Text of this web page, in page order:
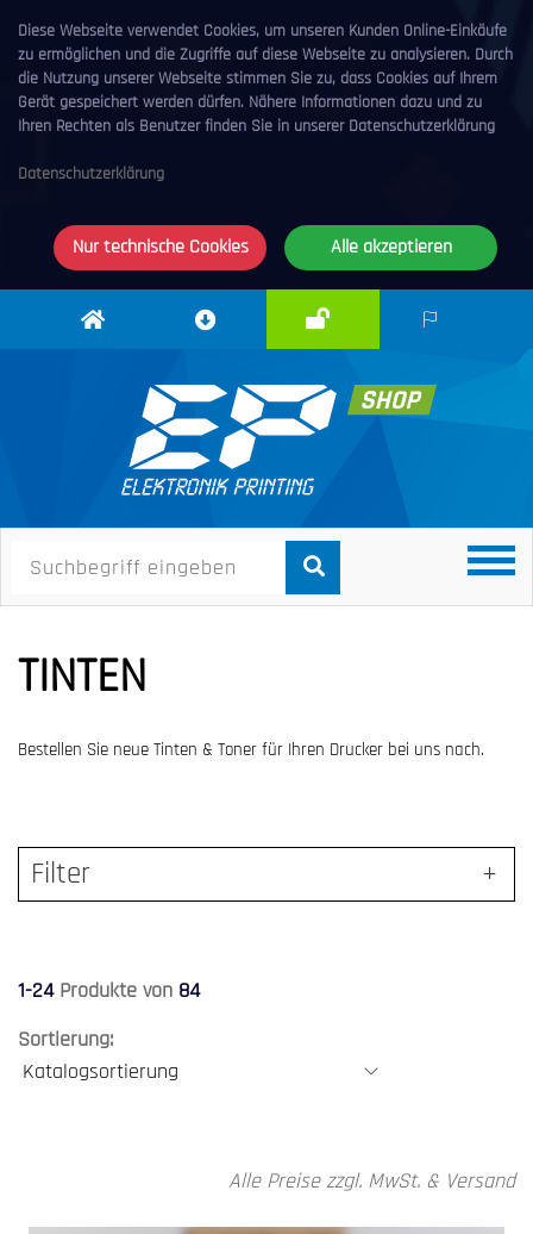
Diese Webseite verwendet Cookies, um unseren Kunden Online-Einkäufe
zu ermöglichen und die Zugriffe auf diese Webseite zu analysieren. Durch
die Nutzung unserer Webseite stimmen Sie zu, dass Cookies auf Ihrem
Gerät gespeichert werden dürfen. Nähere Informationen dazu und zu
Ihren Rechten als Benutzer finden Sie in unserer Datenschutzerklärung
Datenschutzerklärung
Nur technische Cookies Alle akzeptieren
Elektronik
Downloadcenter
TINTEN
Bestellen Sie neue Tinten & Toner für Ihren Drucker bei uns nach.
Filter
1-24Produkte von 84
Sortierung:
Alle Preise zzgl. MwSt. & Versand